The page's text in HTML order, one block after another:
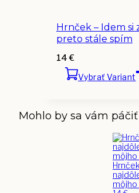
Hrnček – Idem si
preto stále spím
14€
Vybrať Variant
Mohlo by sa vám páčiť
môjho